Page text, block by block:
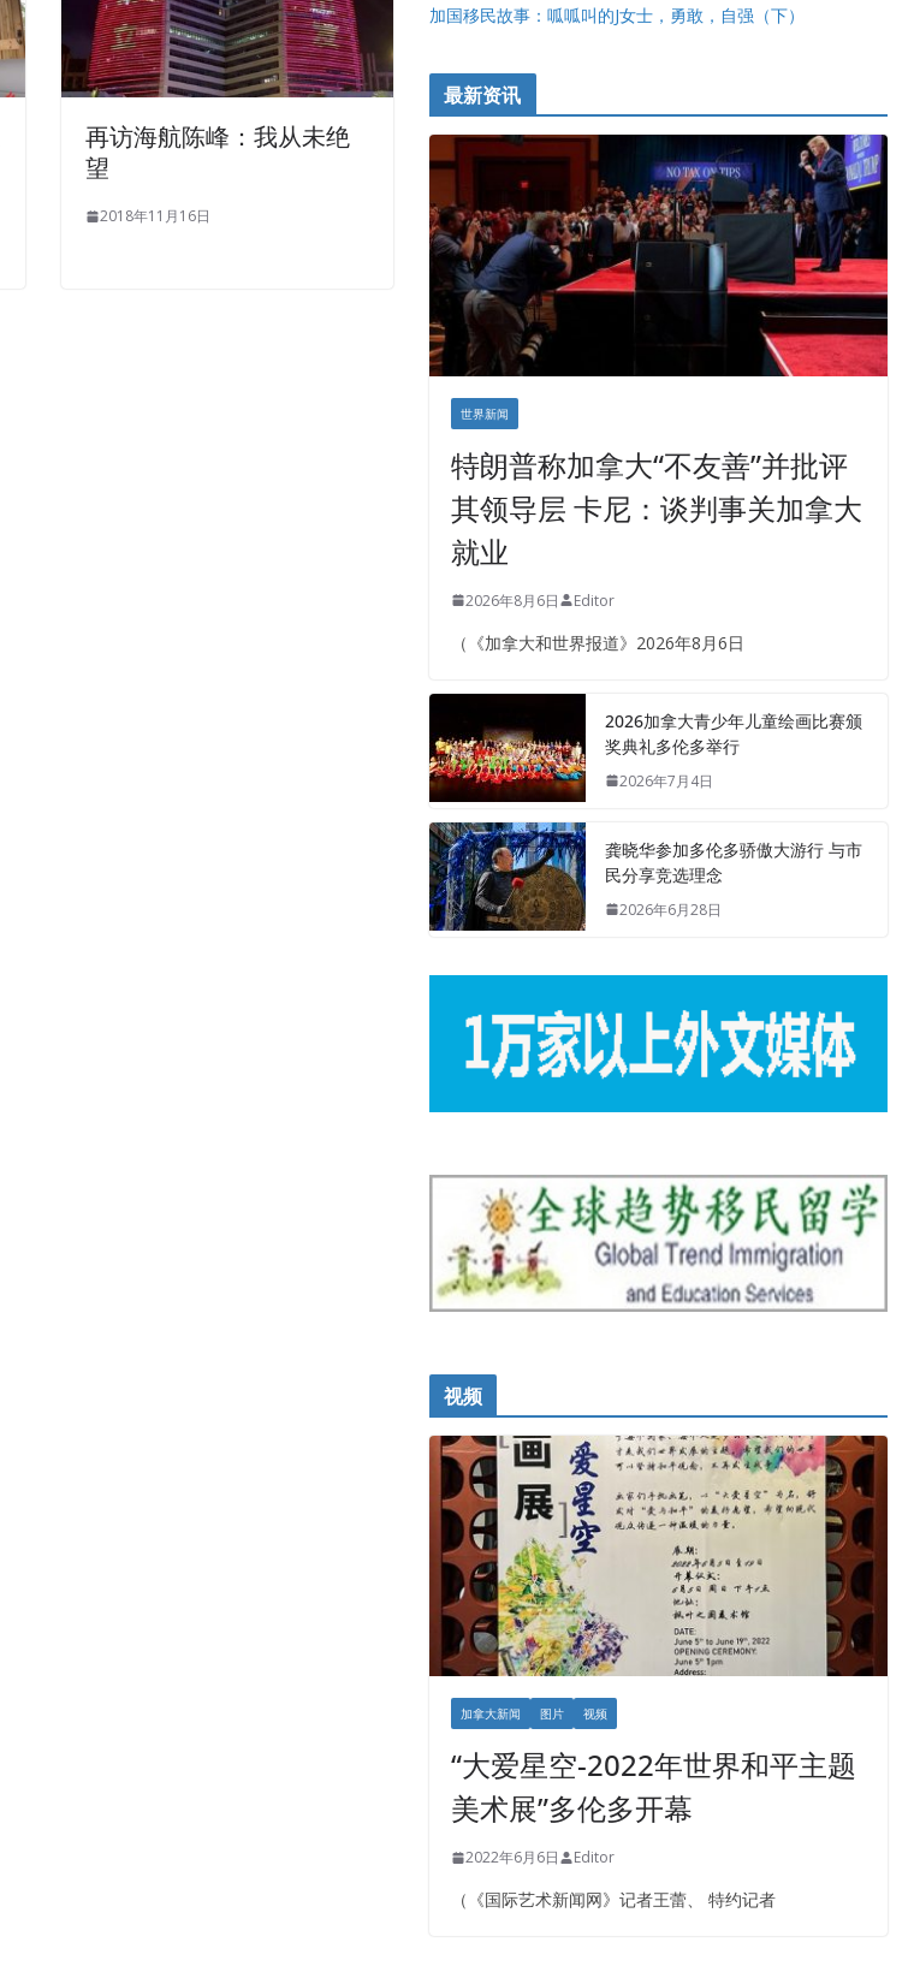
再访海航陈峰：我从未绝
望
2018年11月16日
加国移民故事：呱呱叫的J女士，勇敢，自强（下）
最新资讯
世界新闻
特朗普称加拿大“不友善”并批评
其领导层 卡尼：谈判事关加拿大
就业
2026年8月6日 Editor
（《加拿大和世界报道》2026年8月6日
2026加拿大青少年儿童绘画比赛颁
奖典礼多伦多举行
2026年7月4日
龚晓华参加多伦多骄傲大游行 与市
民分享竞选理念
2026年6月28日
视频
加拿大新闻 图片 视频
“大爱星空-2022年世界和平主题
美术展”多伦多开幕
2022年6月6日 Editor
（《国际艺术新闻网》记者王蕾、 特约记者